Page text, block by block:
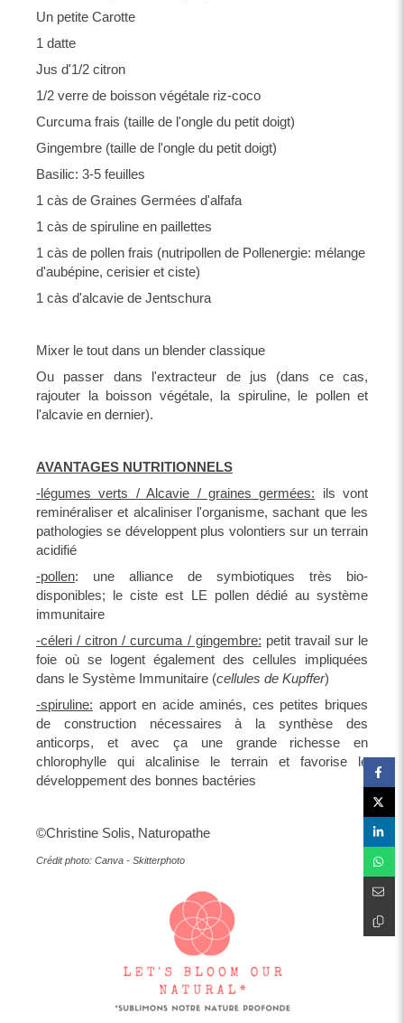
Un petite Carotte
1 datte
Jus d'1/2 citron
1/2 verre de boisson végétale riz-coco
Curcuma frais (taille de l'ongle du petit doigt)
Gingembre (taille de l'ongle du petit doigt)
Basilic: 3-5 feuilles
1 càs de Graines Germées d'alfafa
1 càs de spiruline en paillettes
1 càs de pollen frais (nutripollen de Pollenergie: mélange
d'aubépine, cerisier et ciste)
1 càs d'alcavie de Jentschura
Mixer le tout dans un blender classique
Ou passer dans l'extracteur de jus (dans ce cas,
rajouter la boisson végétale, la spiruline, le pollen et
l'alcavie en dernier).
AVANTAGES NUTRITIONNELS
-légumes verts / Alcavie / graines germées: ils vont
reminéraliser et alcaliniser l'organisme, sachant que les
pathologies se développent plus volontiers sur un terrain
acidifié
-pollen: une alliance de symbiotiques très bio-
disponibles; le ciste est LE pollen dédié au système
immunitaire
-céleri / citron / curcuma / gingembre: petit travail sur le
foie où se logent également des cellules impliquées
dans le Système Immunitaire (cellules de Kupffer)
-spiruline: apport en acide aminés, ces petites briques
de construction nécessaires à la synthèse des
anticorps, et avec ça une grande richesse en
chlorophylle qui alcalinise le terrain et favorise le
développement des bonnes bactéries
©Christine Solis, Naturopathe
Crédit photo: Canva - Skitterphoto